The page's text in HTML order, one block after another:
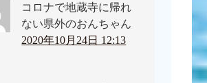
コロナで地蔵寺に帰れ
ない県外のおんちゃん
2020年10月24日 12:13